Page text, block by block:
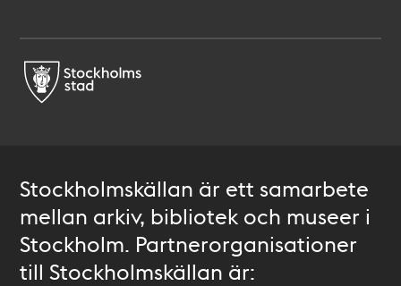
Stockholmskällan är ett samarbete
mellan arkiv, bibliotek och museer i
Stockholm. Partnerorganisationer
till Stockholmskällan är: